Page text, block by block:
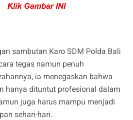
sambutan Karo SDM Polda Bali
tegas namun penuh
ia menegaskan bahwa
hanya dituntut profesional dalam
juga harus mampu menjadi
sehari-hari.